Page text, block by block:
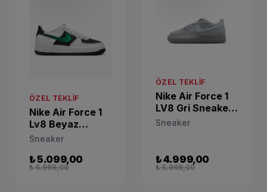
ÖZEL TEKLIF
Nike Air Force 1
Lv8 Beyaz
Sneaker FZ4353-
Sneaker
₺ 5.099,00
₺ 5.999,00
ÖZEL TEKLIF
Nike Air Force 1
LV8 Gri Sneaker
BQ5485-003
Sneaker
₺ 4.999,00
₺ 5.999,00